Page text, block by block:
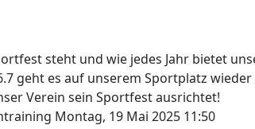
steht und wie jedes Jahr bietet
geht es auf unserem Sportplatz
Verein sein Sportfest ausrichtet!
Montag, 19 Mai 2025 11:50